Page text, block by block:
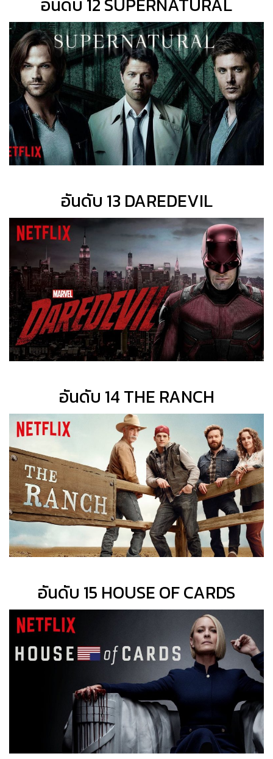
อันดับ 13 DAREDEVIL
อันดับ 14 THE RANCH
อันดับ 15 HOUSE OF CARDS